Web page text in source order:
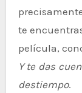
te
película,
Y te das
destiempo.